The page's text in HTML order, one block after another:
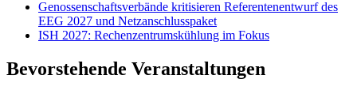
Genossenschaftsverbände kritisieren Referentenentwurf des
EEG 2027 und Netzanschlusspaket
ISH 2027: Rechenzentrumskühlung im Fokus
Bevorstehende Veranstaltungen